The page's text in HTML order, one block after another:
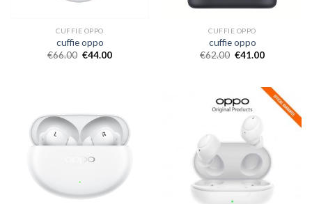
CUFFIE OPPO
cuffie oppo
€66.00 €44.00
CUFFIE OPPO
cuffie oppo
€62.00 €41.00